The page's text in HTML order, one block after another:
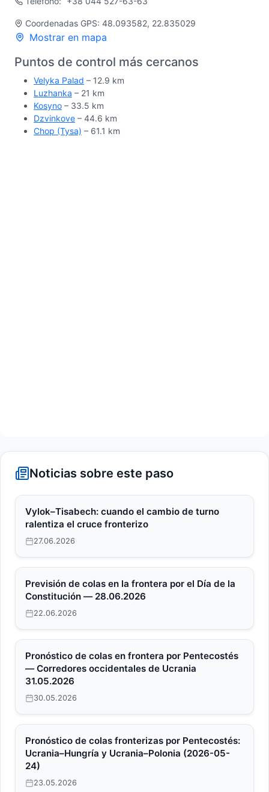
Coordenadas GPS: 48.093582, 22.835029
Mostrar en mapa
Puntos de control más cercanos
Velyka Palad – 12.9 km
Luzhanka – 21 km
Kosyno – 33.5 km
Dzvinkove – 44.6 km
Chop (Tysa) – 61.1 km
Noticias sobre este paso
Vylok–Tisabech: cuando el cambio de turno
ralentiza el cruce fronterizo
27.06.2026
Previsión de colas en la frontera por el Día de la
Constitución — 28.06.2026
22.06.2026
Pronóstico de colas en frontera por Pentecostés
— Corredores occidentales de Ucrania
31.05.2026
30.05.2026
Pronóstico de colas fronterizas por Pentecostés:
Ucrania–Hungría y Ucrania–Polonia (2026-05-
24)
23.05.2026